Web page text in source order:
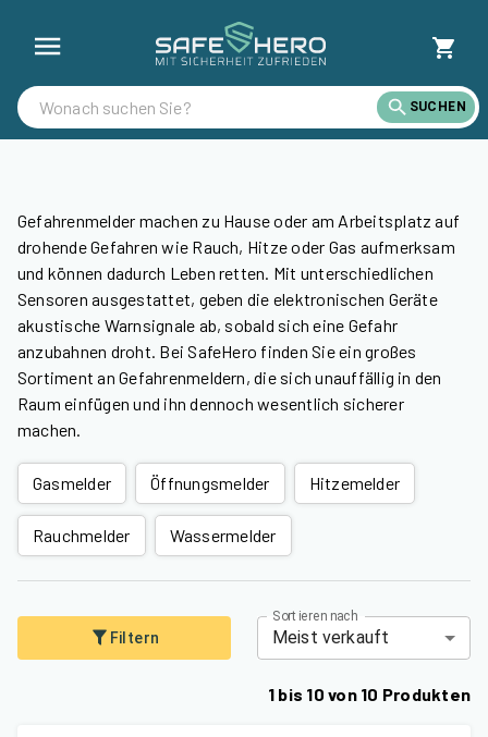
SUCHEN
Gefahrenmelder machen zu Hause oder am Arbeitsplatz auf
drohende Gefahren wie Rauch, Hitze oder Gas aufmerksam
und können dadurch Leben retten. Mit unterschiedlichen
Sensoren ausgestattet, geben die elektronischen Geräte
akustische Warnsignale ab, sobald sich eine Gefahr
anzubahnen droht. Bei SafeHero finden Sie ein großes
Sortiment an Gefahrenmeldern, die sich unauffällig in den
Raum einfügen und ihn dennoch wesentlich sicherer
machen.
Gasmelder Öffnungsmelder Hitzemelder
Rauchmelder Wassermelder
Filtern
Sortieren nach
Meist verkauft
1 bis 10 von 10 Produkten